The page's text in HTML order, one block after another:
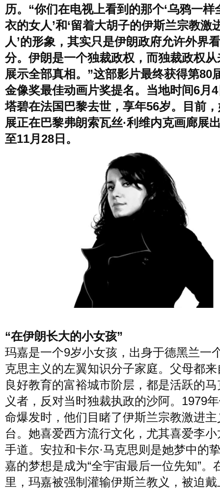
历。“你们在电视上看到的那个‘乌鸦一样
衣的女人’和‘留着大胡子的伊斯兰宗教激
人’的形象，其实只是伊朗政府允许外界
分。伊朗是一个独裁政权，而独裁政权
展示全部真相。”这部影片最终获得第80
金像奖最佳动画片奖提名。当地时间6月
塔碧在法国巴黎去世，享年56岁。目前
展正在巴黎弗朗索瓦丝·利维内克画廊展
至11月28日。
“在伊朗长大的小女孩”
玛嘉是一个9岁小女孩，出身于德黑兰一
克思主义的左翼知识分子家庭。父母都
良好教育的富裕城市阶层，都是活跃的
义者，反对当时独裁执政的沙阿。1979
命爆发时，他们目睹了伊斯兰宗教激进
台。她喜爱西方流行文化，尤其喜爱李
手道。安拉和卡尔·马克思则是她梦中的
嘉的梦想是成为“全宇宙最后一位先知”。
里，玛嘉被强制灌输伊斯兰教义，被迫戴